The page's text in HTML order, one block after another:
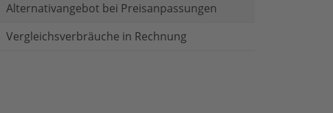
Alternativangebot bei Preisanpassungen
Vergleichsverbräuche in Rechnung